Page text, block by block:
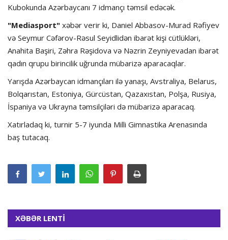
Kubokunda Azərbaycanı 7 idmançı təmsil edəcək.
"Mediasport" xəbər verir ki, Daniel Abbasov-Murad Rəfiyev
və Seymur Cəfərov-Rəsul Seyidlidən ibarət kişi cütlükləri,
Anahita Başiri, Zəhra Rəşidova və Nəzrin Zeyniyevadan ibarət
qadın qrupu birincilik uğrunda mübarizə aparacaqlar.
Yarışda Azərbaycan idmançıları ilə yanaşı, Avstraliya, Belarus,
Bolqarıstan, Estoniya, Gürcüstan, Qazaxıstan, Polşa, Rusiya,
İspaniya və Ukrayna təmsilçiləri də mübarizə aparacaq.
Xatırladaq ki, turnir 5-7 iyunda Milli Gimnastika Arenasında
baş tutacaq.
XƏBƏR LENTİ